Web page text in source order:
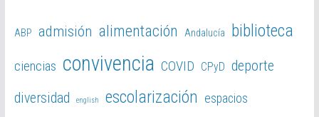
ABP admisión alimentación Andalucía biblioteca
ciencias convivencia COVID CPyD deporte
diversidad english escolarización espacios